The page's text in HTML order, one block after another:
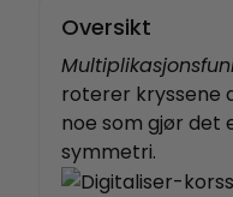
Oversikt
roterer kryssene
noe som gjør det
symmetri.